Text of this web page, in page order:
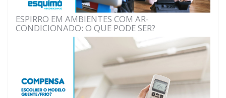
ESPIRRO EM AMBIENTES COM AR-
CONDICIONADO: O QUE PODE SER?